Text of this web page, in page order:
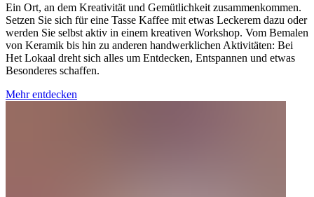
Ein Ort, an dem Kreativität und Gemütlichkeit zusammenkommen.
Setzen Sie sich für eine Tasse Kaffee mit etwas Leckerem dazu oder
werden Sie selbst aktiv in einem kreativen Workshop. Vom Bemalen
von Keramik bis hin zu anderen handwerklichen Aktivitäten: Bei
Het Lokaal dreht sich alles um Entdecken, Entspannen und etwas
Besonderes schaffen.
Mehr entdecken